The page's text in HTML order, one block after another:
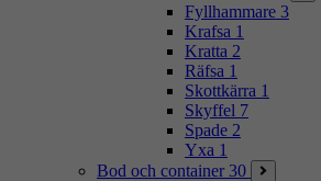
Fyllhammare 3
Krafsa 1
Kratta 2
Räfsa 1
Skottkärra 1
Skyffel 7
Spade 2
Yxa 1
Bod och container 30